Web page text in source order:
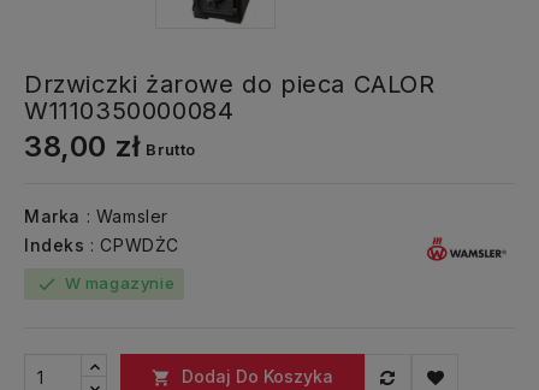
Drzwiczki żarowe do pieca CALOR
W1110350000084
38,00 zł Brutto
Marka : Wamsler
Indeks : CPWDŻC
check W magazynie
 Dodaj Do Koszyka